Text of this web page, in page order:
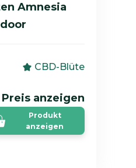
Amnesia
CBD-Blüte
Preis anzeigen
Produkt
anzeigen